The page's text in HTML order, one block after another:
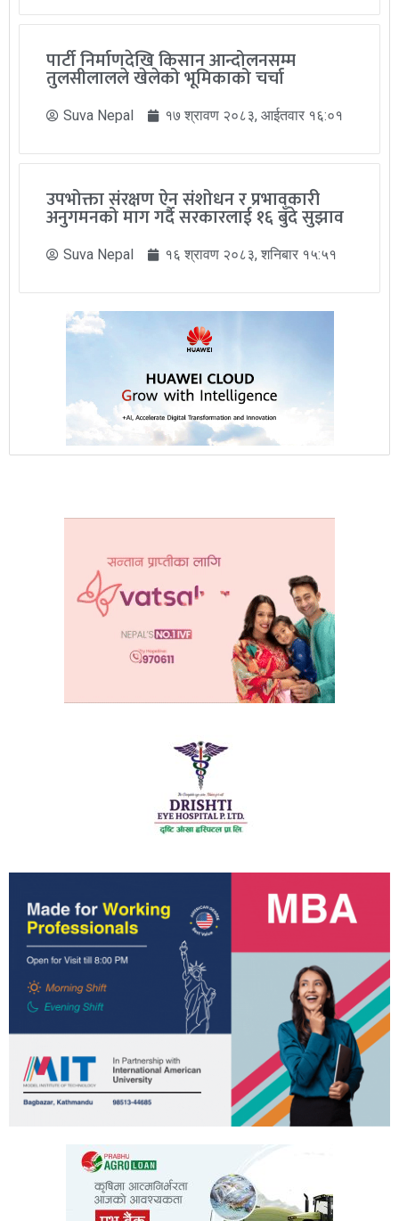
पार्टी निर्माणदेखि किसान आन्दोलनसम्म
तुलसीलालले खेलेको भूमिकाको चर्चा
Suva Nepal १७ श्रावण २०८३, आईतवार १६:०१
उपभोक्ता संरक्षण ऐन संशोधन र प्रभावकारी
अनुगमनको माग गर्दै सरकारलाई १६ बुँदे सुझाव
Suva Nepal १६ श्रावण २०८३, शनिबार १५:५१